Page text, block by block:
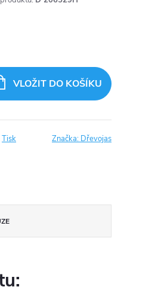
VLOŽIT DO KOŠÍKU
Tisk Značka: Dřevojas